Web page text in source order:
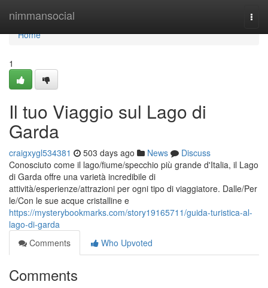
nimmansocial
Home
Home
1
Il tuo Viaggio sul Lago di
Garda
craigxygl534381 503 days ago News
Discuss
Conosciuto come il lago/fiume/specchio più grande d'Italia, il Lago
di Garda offre una varietà incredibile di
attività/esperienze/attrazioni per ogni tipo di viaggiatore. Dalle/Per
le/Con le sue acque cristalline e
https://mysterybookmarks.com/story19165711/guida-turistica-al-
lago-di-garda
Comments
Who Upvoted
Comments